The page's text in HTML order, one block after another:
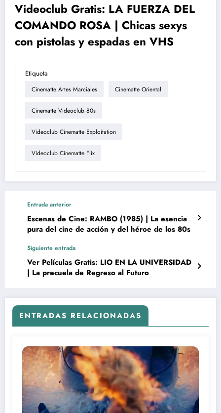
Videoclub Gratis: LA FUERZA DEL
COMANDO ROSA | Chicas sexys
con pistolas y espadas en VHS
Etiqueta
Cinematte Artes Marciales Cinematte Oriental
Cinematte Videoclub 80s
Videoclub Cinematte Exploitation
Videoclub Cinematte Flix
Entrada anterior
Escenas de Cine: RAMBO (1985) | La esencia
pura del cine de acción y del héroe de los 80s
Siguiente entrada
Ver Películas Gratis: LIO EN LA UNIVERSIDAD
| La precuela de Regreso al Futuro
ENTRADAS RELACIONADAS